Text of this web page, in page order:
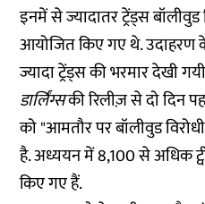
इनमें से ज्यादातर ट्रेंड्स
आयोजित किए गए थे.
ज्यादा ट्रेंड्स की भरमार देखी
डार्लिंग्सकी रिलीज़ से दो दिन
को "आमतौर पर बॉलीवुड
है. अध्ययन में 8,100 से अधिक
किए गए हैं.